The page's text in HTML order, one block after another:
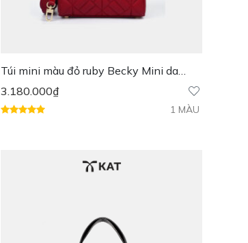
Túi mini màu đỏ ruby Becky Mini da
3.180.000₫
1 MÀU